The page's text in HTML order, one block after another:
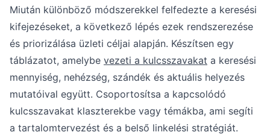
Miután különböző módszerekkel felfedezte a keresési
kifejezéseket, a következő lépés ezek rendszerezése
és priorizálása üzleti céljai alapján. Készítsen egy
táblázatot, amelybe vezeti a kulcsszavakat a keresési
mennyiség, nehézség, szándék és aktuális helyezés
mutatóival együtt. Csoportosítsa a kapcsolódó
kulcsszavakat klaszterekbe vagy témákba, ami segíti
a tartalomtervezést és a belső linkelési stratégiát.